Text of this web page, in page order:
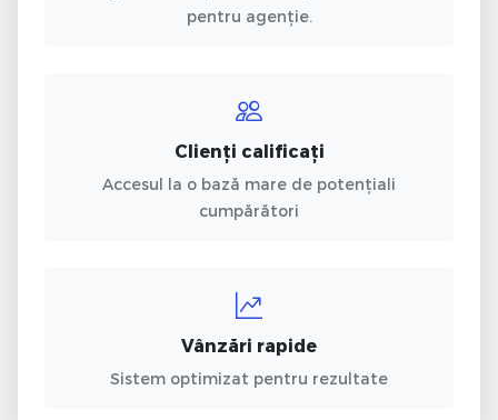
pentru agenție.
Clienți calificați
Accesul la o bază mare de potențiali
cumpărători
Vânzări rapide
Sistem optimizat pentru rezultate